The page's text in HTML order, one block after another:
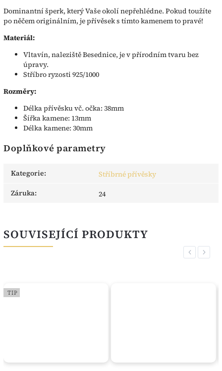
Dominantní šperk, který Vaše okolí nepřehlédne. Pokud toužíte
po něčem originálním, je přívěsek s tímto kamenem to pravé!
Materiál:
Vltavín, naleziště Besednice, je v přírodním tvaru bez
úpravy.
Stříbro ryzosti 925/1000
Rozměry:
Délka přívěsku vč. očka: 38mm
Šířka kamene: 13mm
Délka kamene: 30mm
Doplňkové parametry
Kategorie:
Stříbrné přívěsky
Záruka: 24
SOUVISEJÍCÍ PRODUKTY
Previous
TIP
Next